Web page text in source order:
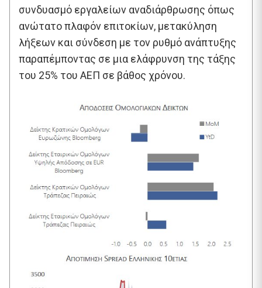
συνδυασμό εργαλείων αναδιάρθρωσης όπως
ανώτατο πλαφόν επιτοκίων, μετακύληση
λήξεων και σύνδεση με τον ρυθμό ανάπτυξης
παραπέμποντας σε μια ελάφρυνση της τάξης
του 25% του ΑΕΠ σε βάθος χρόνου.